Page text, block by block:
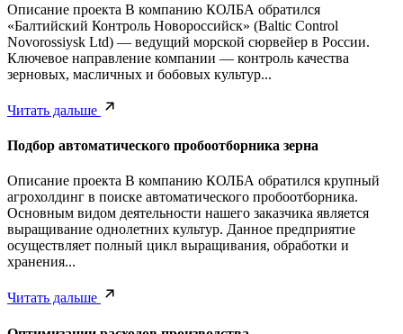
Описание проекта В компанию КОЛБА обратился
«Балтийский Контроль Новороссийск» (Baltic Control
Novorossiysk Ltd) — ведущий морской сюрвейер в России.
Ключевое направление компании — контроль качества
зерновых, масличных и бобовых культур...
Читать дальше
Подбор автоматического пробоотборника зерна
Описание проекта В компанию КОЛБА обратился крупный
агрохолдинг в поиске автоматического пробоотборника.
Основным видом деятельности нашего заказчика является
выращивание однолетних культур. Данное предприятие
осуществляет полный цикл выращивания, обработки и
хранения...
Читать дальше